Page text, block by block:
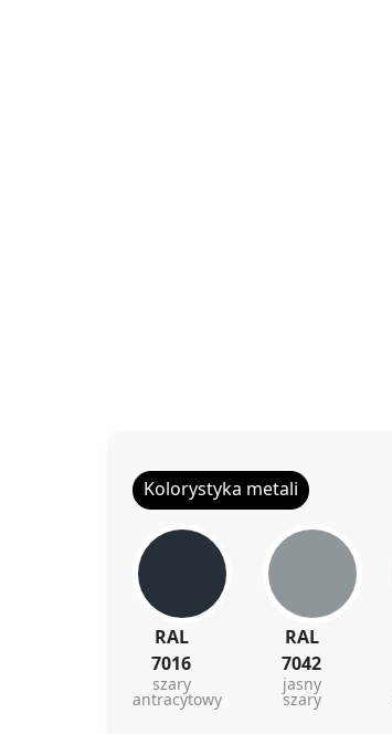
Kolorystyka metali
RAL
7016
szary
antracytowy
RAL
7042
jasny
szary